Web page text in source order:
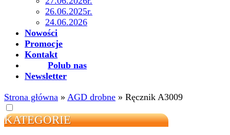
26.06.2025r.
24.06.2026
Nowości
Promocje
Kontakt
Polub nas
Newsletter
Strona główna » AGD drobne » Ręcznik A3009
KATEGORIE